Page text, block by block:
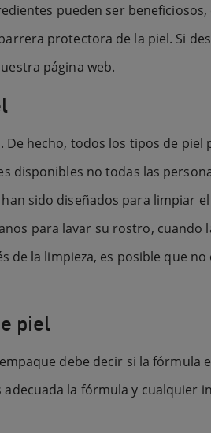
pueden ser
protectora de la piel. Si
página web.
hecho, todos los tipos de
disponibles no todas las
sido diseñados para limpiar
para lavar su rostro,
la limpieza, es posible que
piel
debe decir si la fórmula
la fórmula y cualquier